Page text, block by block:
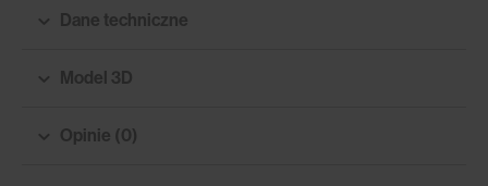
Dane techniczne
Model 3D
Opinie (0)